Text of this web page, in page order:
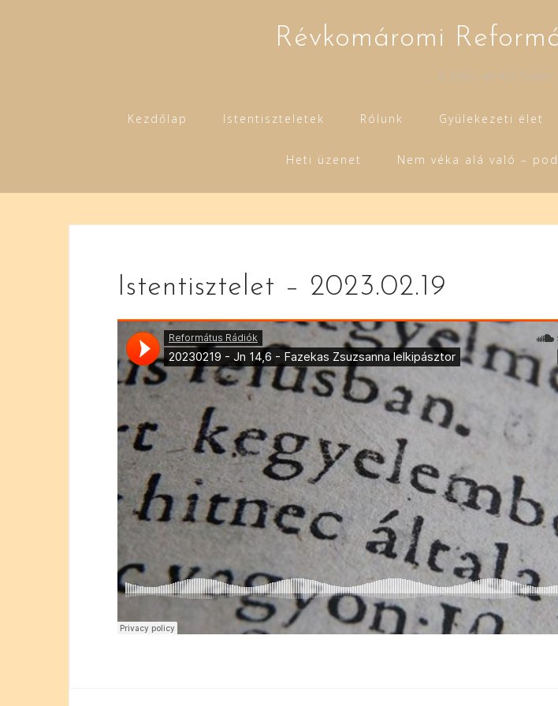
Révkomáromi
A 2003-as Kis
Kezdőlap Istentiszteletek Rólunk Gyülekezeti élet
Heti üzenet Nem véka alá való –
Istentisztelet – 2023.02.19